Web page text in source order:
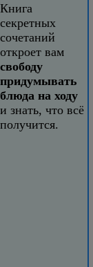
Книга
секретных
сочетаний
откроет вам
свободу
придумывать
блюда на ходу
и знать, что всё
получится.